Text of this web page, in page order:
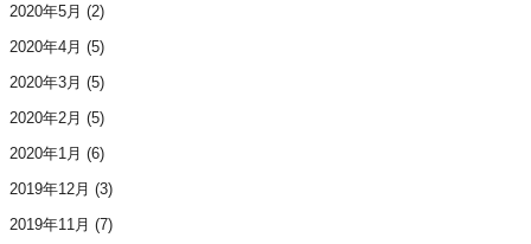
2020年5月 (2)
2020年4月 (5)
2020年3月 (5)
2020年2月 (5)
2020年1月 (6)
2019年12月 (3)
2019年11月 (7)